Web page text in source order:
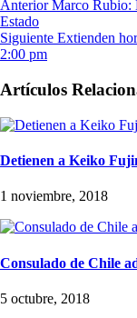
Anterior Marco Rubio:
Estado
Siguiente Extienden
2:00 pm
Artículos
Detienen a Keiko
1 noviembre, 2018
Consulado de Chile
5 octubre, 2018